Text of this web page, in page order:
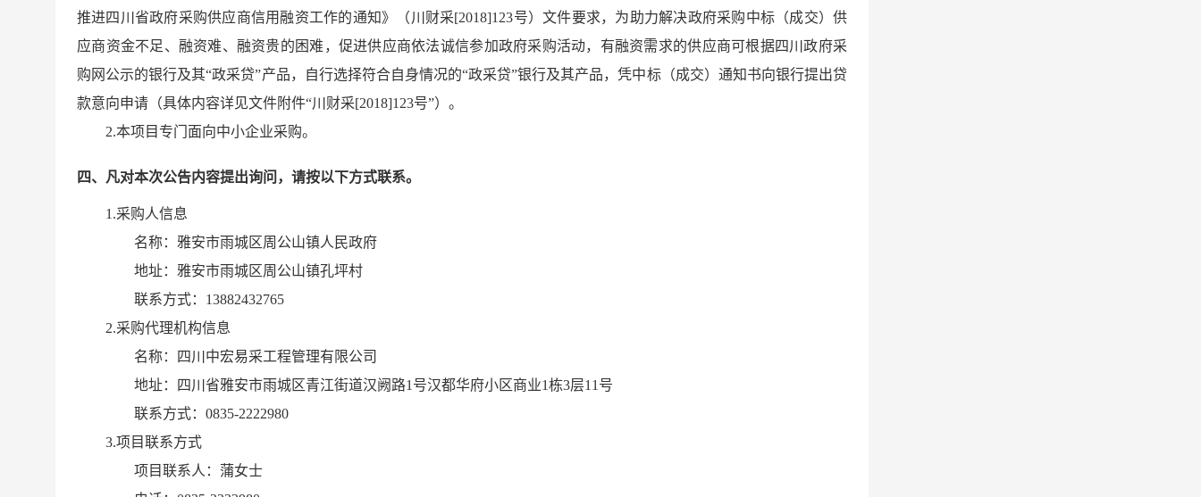
原响应文件提交截止时间和开标时间定于2022年10月14日 13时30分00秒（北京时间）；现响应文件提交截止时间
和开标时间更正为2022年10月17日13时30分00秒（北京时间）。
其他内容不变
更正日期： 2022年10月12日
推进四川省政府采购供应商信用融资工作的通知》（川财采[2018]123号）文件要求，为助力解决政府采购中标（成交）供
应商资金不足、融资难、融资贵的困难，促进供应商依法诚信参加政府采购活动，有融资需求的供应商可根据四川政府采
购网公示的银行及其“政采贷”产品，自行选择符合自身情况的“政采贷”银行及其产品，凭中标（成交）通知书向银行提出贷
款意向申请（具体内容详见文件附件“川财采[2018]123号”）。
2.本项目专门面向中小企业采购。
四、凡对本次公告内容提出询问，请按以下方式联系。
1.采购人信息
名称： 雅安市雨城区周公山镇人民政府
地址： 雅安市雨城区周公山镇孔坪村
联系方式： 13882432765
2.采购代理机构信息
名称：
四川中宏易采工程管理有限公司
地址：
四川省雅安市雨城区青江街道汉阙路1号汉都华府小区商业1栋3层11号
联系方式： 0835-2222980
3.项目联系方式
项目联系人： 蒲女士